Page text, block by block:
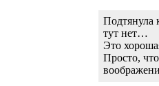
Подтянула
тут нет…
Это
Просто,